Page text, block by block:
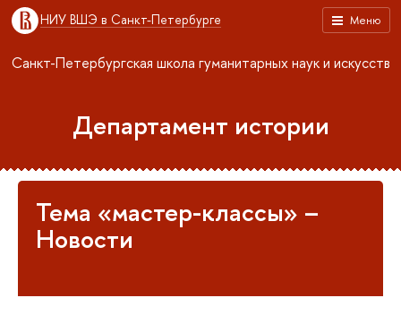
Меню
НИУ ВШЭ в Санкт-Петербурге
Санкт-Петербургская школа гуманитарных наук и искусств
Департамент истории
Тема «мастер-классы» –
Новости